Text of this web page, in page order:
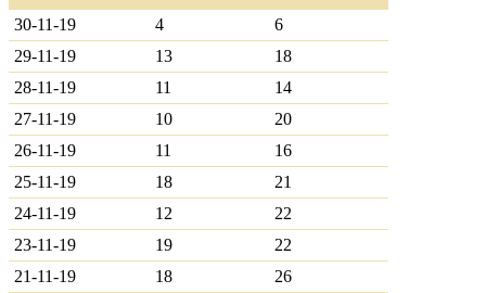
30-11-19 4
6
29-11-19
13
18
28-11-19
11
14
27-11-19
10
20
26-11-19
11
16
25-11-19
18
21
24-11-19
12
22
23-11-19
19
22
21-11-19
18
26